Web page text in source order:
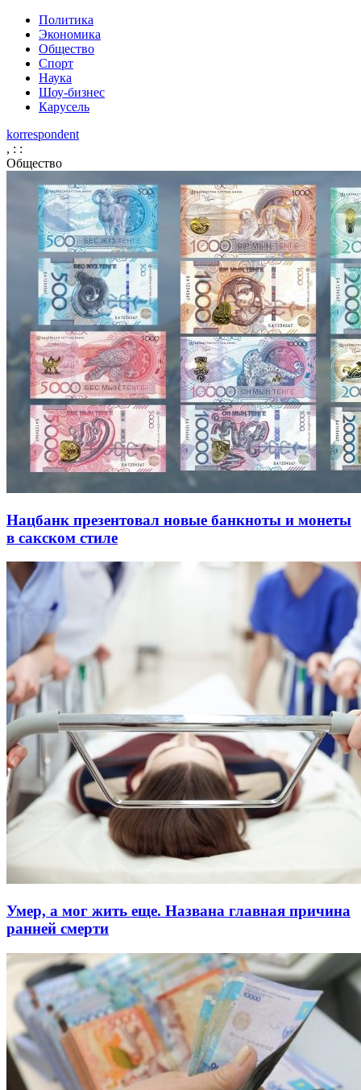
Политика
Экономика
Общество
Спорт
Наука
Шоу-бизнес
Карусель
korrespondent
, : :
Общество
Нацбанк презентовал новые банкноты и монеты
в сакском стиле
Умер, а мог жить еще. Названа главная причина
ранней смерти